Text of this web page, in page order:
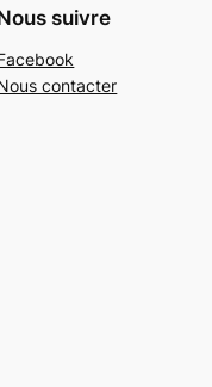
suivre
contacter